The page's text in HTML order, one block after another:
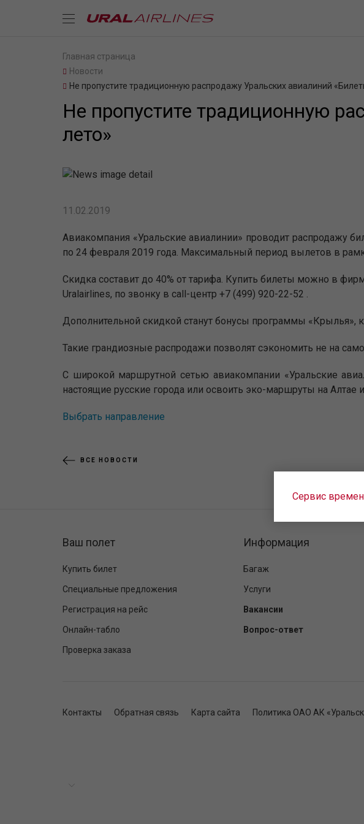
Главная страница
Новости
Не пропустите традиционную распродажу Уральских авиалиний
Не пропустите традиционную
лето»
11.02.2019
Авиакомпания «Уральские авиалинии» проводит распродажу
по 24 февраля 2019 года. Максимальный период вылетов в
Скидка составит до 40% от тарифа. Купить билеты можно в
Uralairlines, по звонку в call-центр +7 (499) 920-22-52 .
Дополнительной скидкой станут бонусы программы
Такие грандиозные распродажи позволят сэкономить не на
С широкой маршрутной сетью авиакомпании «Уральские
настоящие русские города или освоить эко-маршруты на
Выбрать направление
ВСЕ НОВОСТИ
Сервис
Ваш полет
Купить билет
Специальные предложения
Регистрация на рейс
Онлайн-табло
Проверка заказа
Информация
Багаж
Услуги
Вакансии
Вопрос-ответ
Контакты Обратная связь Карта сайта Политика ОАО АК